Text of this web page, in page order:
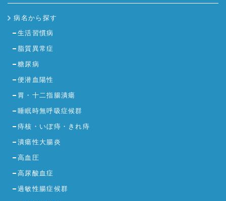
病名から探す
生活習慣病
脂質異常症
糖尿病
便潜血陽性
胃・十二指腸潰瘍
睡眠時無呼吸症候群
痔核・いぼ痔・きれ痔
潰瘍性大腸炎
高血圧
高尿酸血症
過敏性腸症候群